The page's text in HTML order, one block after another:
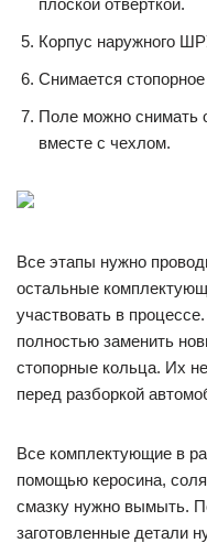
Корпус наружного
Снимается
Поле можно снимать
вместе с чехлом.
Все этапы нужно
остальные
участвовать в
полностью заменить
стопорные кольца. Их
перед разборкой
Все комплектующие в
помощью керосина,
смазку нужно вымыть.
заготовленные детали